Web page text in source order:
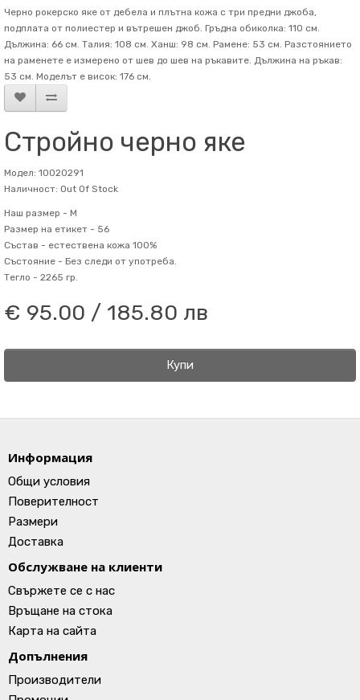
Черно рокерско яке от дебела и плътна кожа с три предни джоба,
подплата от полиестер и вътрешен джоб. Гръдна обиколка: 110 см.
Дължина: 66 см. Талия: 108 см. Ханш: 98 см. Рамене: 53 см. Разстоянието
на раменете е измерено от шев до шев на ръкавите. Дължина на ръкав:
53 см. Mоделът е висок: 176 см.
Стройно черно яке
Модел: 10020291
Наличност: Out Of Stock
Наш размер - M
Размер на етикет - 56
Състав - естествена кожа 100%
Състояние - Без следи от употреба.
Тегло - 2265 гр.
€ 95.00 / 185.80 лв
Купи
Информация
Общи условия
Поверителност
Размери
Доставка
Обслужване на клиенти
Свържете се с нас
Връщане на стока
Карта на сайта
Допълнения
Производители